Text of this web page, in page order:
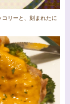
コリーと、刻まれたに